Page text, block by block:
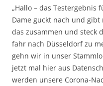
„Hallo – das Testergebnis
Dame guckt nach und
das zusammen und steck
fahr nach Düsseldorf zu
gehn wir in unser
jetzt mal hier aus
werden unsere Corona-